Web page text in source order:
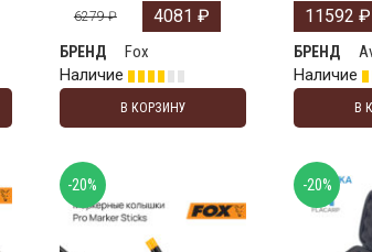
6279₽ 4081 ₽
БРЕНД
Fox
Наличие
В КОРЗИНУ
11592₽
БРЕНД
Наличие
В
-20% -20%